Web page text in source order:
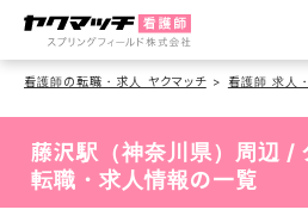
看護師の転職・求人 ヤクマッチ 看護師 求人
藤沢駅（神奈川県）周辺 /
転職・求人情報の一覧